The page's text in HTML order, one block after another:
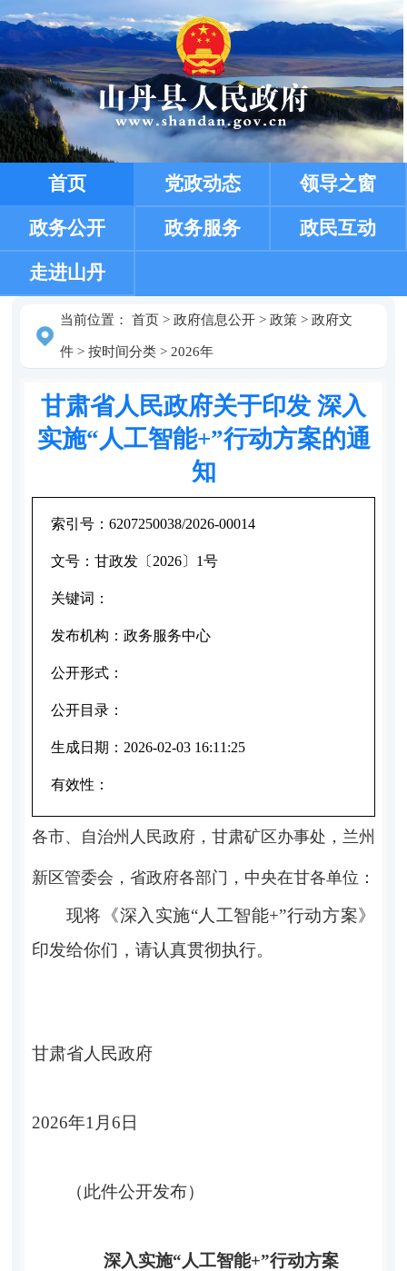
首页 党政动态 领导之窗
政务公开 政务服务 政民互动
走进山丹
当前位置： 首页> 政府信息公开> 政策> 政府文
件> 按时间分类> 2026年
甘肃省人民政府关于印发 深入
实施“人工智能+”行动方案的通
知
索引号： 6207250038/2026-00014
文号： 甘政发〔2026〕1号
关键词：
发布机构： 政务服务中心
公开形式：
公开目录：
生成日期： 2026-02-03 16:11:25
有效性：
各市、自治州人民政府，甘肃矿区办事处，兰州
新区管委会，省政府各部门，中央在甘各单位：
现将《深入实施“人工智能+”行动方案》
印发给你们，请认真贯彻执行。
甘肃省人民政府
2026年1月6日
（此件公开发布）
深入实施“人工智能+”行动方案